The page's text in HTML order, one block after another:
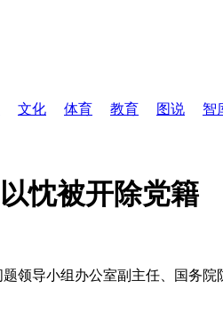
文化 体育 教育 图说 智
忱被开除党籍
领导小组办公室副主任、国务